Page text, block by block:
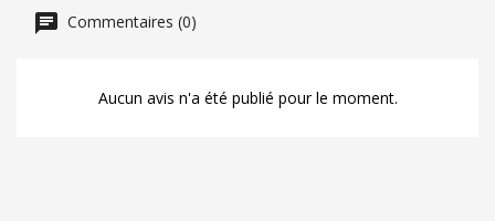
Commentaires (0)
Aucun avis n'a été publié pour le moment.